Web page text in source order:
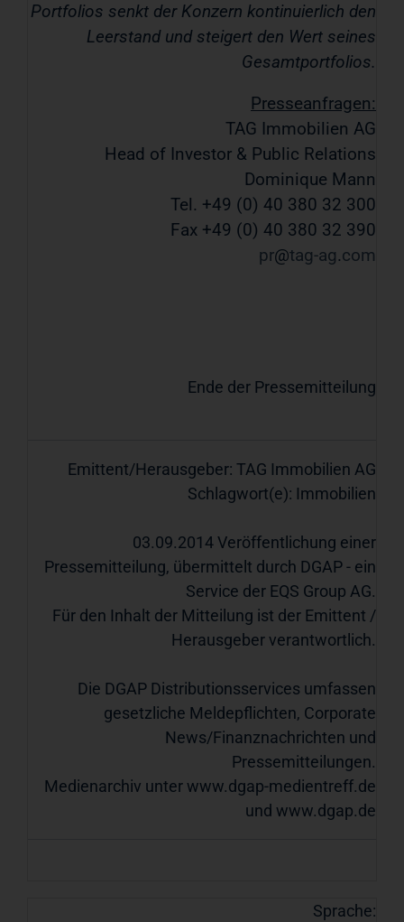
Portfolios senkt der Konzern kontinuierlich den
Leerstand und steigert den Wert seines
Gesamtportfolios.
Presseanfragen:
TAG Immobilien AG
Head of Investor & Public Relations
Dominique Mann
Tel. +49 (0) 40 380 32 300
Fax +49 (0) 40 380 32 390
pr
tag-ag com
Ende der Pressemitteilung
Emittent/Herausgeber: TAG Immobilien AG
Schlagwort(e): Immobilien
03.09.2014 Veröffentlichung einer
Pressemitteilung, übermittelt durch DGAP - ein
Service der EQS Group AG.
Für den Inhalt der Mitteilung ist der Emittent /
Herausgeber verantwortlich.
Die DGAP Distributionsservices umfassen
gesetzliche Meldepflichten, Corporate
News/Finanznachrichten und
Pressemitteilungen.
Medienarchiv unterwww.dgap-medientreff.de
und www.dgap.de
Sprache: